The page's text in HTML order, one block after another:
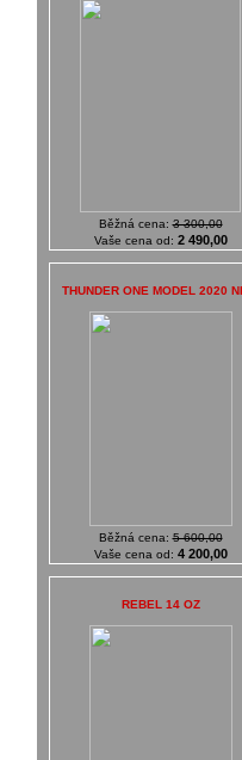
Běžná cena:3 300,00
Vaše cena od: 2 490,00
THUNDER ONE MODEL 2020
Běžná cena:5 600,00
Vaše cena od: 4 200,00
REBEL 14 OZ